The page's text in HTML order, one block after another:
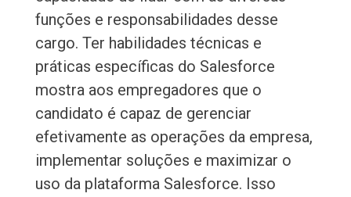
funções e responsabilidades desse
cargo. Ter habilidades técnicas e
práticas específicas do Salesforce
mostra aos empregadores que o
candidato é capaz de gerenciar
efetivamente as operações da empresa,
implementar soluções e maximizar o
uso da plataforma Salesforce. Isso